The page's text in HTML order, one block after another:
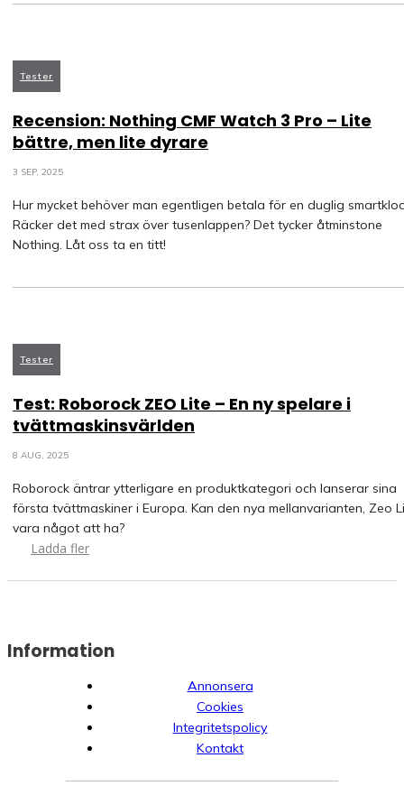
Tester
Recension: Nothing CMF Watch 3 Pro – Lite
bättre, men lite dyrare
3 SEP, 2025
Hur mycket behöver man egentligen betala för en duglig
Räcker det med strax över tusenlappen? Det tycker åtminstone
Nothing. Låt oss ta en titt!
Tester
Test: Roborock ZEO Lite – En ny spelare i
tvättmaskinsvärlden
8 AUG, 2025
Roborock äntrar ytterligare en produktkategori och lanserar sina
första tvättmaskiner i Europa. Kan den nya mellanvarianten, Zeo
vara något att ha?
Ladda fler
Information
Annonsera
Cookies
Integritetspolicy
Kontakt